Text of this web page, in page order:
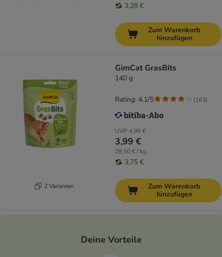
3,28 €
Zum Warenkorb
hinzufügen
2 Varianten
GimCat GrasBits
140 g
UVP 4,99 €
3,99 €
28,50 € / kg
3,75 €
Rating: 4.1/5 (163)
Zum Warenkorb
hinzufügen
Deine Vorteile